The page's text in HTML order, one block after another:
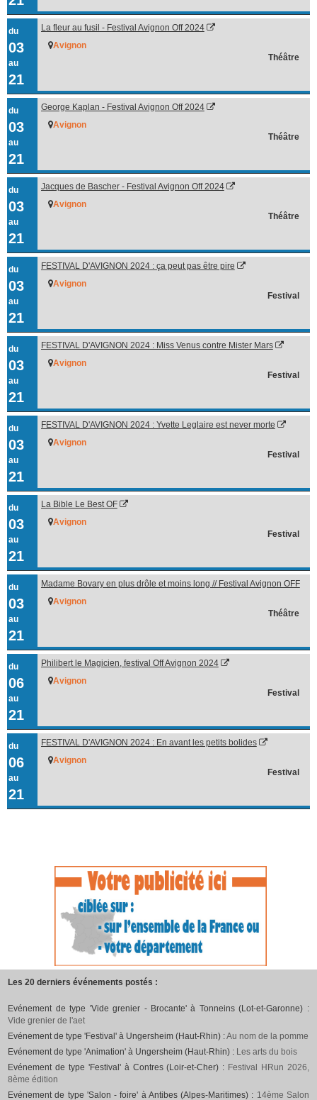
du
03
au
21
La fleur au fusil - Festival Avignon Off 2024
Avignon
Théâtre
du
03
au
21
George Kaplan - Festival Avignon Off 2024
Avignon
Théâtre
du
03
au
21
Jacques de Bascher - Festival Avignon Off 2024
Avignon
Théâtre
du
03
au
21
FESTIVAL D'AVIGNON 2024 : ça peut pas être pire
Avignon
Festival
du
03
au
21
FESTIVAL D'AVIGNON 2024 : Miss Venus contre Mister Mars
Avignon
Festival
du
03
au
21
FESTIVAL D'AVIGNON 2024 : Yvette Leglaire est never morte
Avignon
Festival
du
03
au
21
La Bible Le Best OF
Avignon
Festival
du
03
au
21
Madame Bovary en plus drôle et moins long // Festival Avignon OFF
2024
Avignon
Théâtre
du
06
au
21
Philibert le Magicien, festival Off Avignon 2024
Avignon
Festival
du
06
au
21
FESTIVAL D'AVIGNON 2024 : En avant les petits bolides
Avignon
Festival
Les 20 derniers événements postés :
Evénement de type 'Vide grenier - Brocante' à Tonneins (Lot-et-Garonne) :
Vide grenier de l'aet
Evénement de type 'Festival' à Ungersheim (Haut-Rhin) :Au nom de la pomme
Evénement de type 'Animation' à Ungersheim (Haut-Rhin) : Les arts du bois
Evénement de type 'Festival' à Contres (Loir-et-Cher) : Festival HRun 2026,
8ème édition
Evénement de type 'Salon - foire' à Antibes (Alpes-Maritimes) : 14ème Salon